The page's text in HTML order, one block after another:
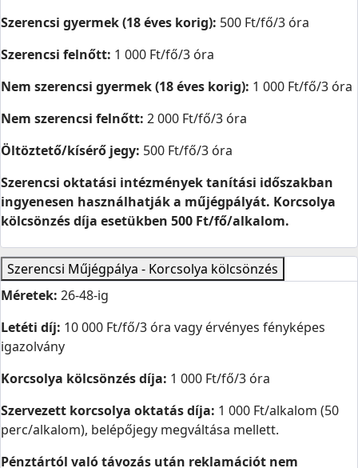
Szerencsi gyermek (18 éves korig): 500 Ft/fő/3 óra
Szerencsi felnőtt: 1 000 Ft/fő/3 óra
Nem szerencsi gyermek (18 éves korig): 1 000 Ft/fő/3 óra
Nem szerencsi felnőtt: 2 000 Ft/fő/3 óra
Öltöztető/kísérő jegy: 500 Ft/fő/3 óra
Szerencsi oktatási intézmények tanítási időszakban
ingyenesen használhatják a műjégpályát. Korcsolya
kölcsönzés díja esetükben 500 Ft/fő/alkalom.
Szerencsi Műjégpálya - Korcsolya kölcsönzés
Méretek: 26-48-ig
Letéti díj: 10 000 Ft/fő/3 óra vagy érvényes fényképes
igazolvány
Korcsolya kölcsönzés díja: 1 000 Ft/fő/3 óra
Szervezett korcsolya oktatás díja: 1 000 Ft/alkalom (50
perc/alkalom), belépőjegy megváltása mellett.
Pénztártól való távozás után reklamációt nem